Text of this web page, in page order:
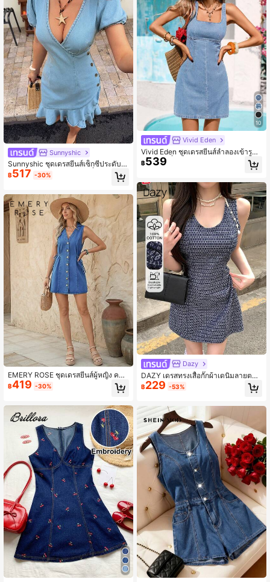
Sunnyshic
Sunnyshic ชุดเดรสยีนส์เซ็กซี่ประดับก
ระดุมระบายชายระบายแฟชั่นสำหรับผู้
หญิง
฿517 -30%
EMERY ROSE ชุดเดรสยีนส์ผู้หญิง คอวี
เอวรูด กระดุมแถวเดียว แขนกุด เหมาะ
สำหรับออกไปข้างนอกประจำวัน การรว
฿419 -30%
10
Vivid Eden
Vivid Eden ชุดเดรสยีนส์ลำลองเข้ารูปแ
ขนกุดคอสี่เหลี่ยมสำหรับผู้หญิง
฿539
Dazy
DAZY เดรสทรงเสื้อกั๊กผ้าเดนิมลายตาร
างสีฟ้าขาวสไตล์วินเทจ เดรสฤดูร้อนสุด
หรูสำหรับผู้หญิง เดรสเดนิมเข้ารูปเน้นเ
งานปาร์ตี้
฿229 -53%